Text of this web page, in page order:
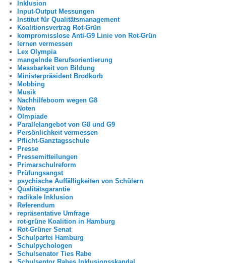
Inklusion
Input-Output Messungen
Institut für Qualitätsmanagement
Koalitionsvertrag Rot-Grün
kompromisslose Anti-G9 Linie von Rot-Grün
lernen vermessen
Lex Olympia
mangelnde Berufsorientierung
Messbarkeit von Bildung
Ministerpräsident Brodkorb
Mobbing
Musik
Nachhilfeboom wegen G8
Noten
Olmpiade
Parallelangebot von G8 und G9
Persönlichkeit vermessen
Pflicht-Ganztagsschule
Presse
Pressemitteilungen
Primarschulreform
Prüfungsangst
psychische Auffälligkeiten von Schülern
Qualitätsgarantie
radikale Inklusion
Referendum
repräsentative Umfrage
rot-grüne Koalition in Hamburg
Rot-Grüner Senat
Schulpartei Hamburg
Schulpychologen
Schulsenator Ties Rabe